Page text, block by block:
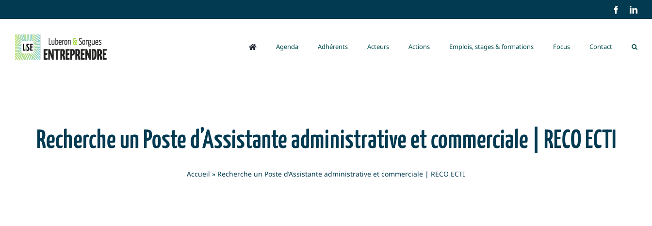
content
Facebook
Agenda Adhérents Acteurs Actions Emplois, stages & formations Focus Contact
Recherche un Poste d’Assistante administrative et commerciale | RECO ECTI
Accueil » Recherche un Poste d’Assistante administrative et commerciale | RECO ECTI